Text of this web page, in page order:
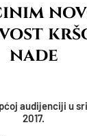
nade
audijenciji u
2017.